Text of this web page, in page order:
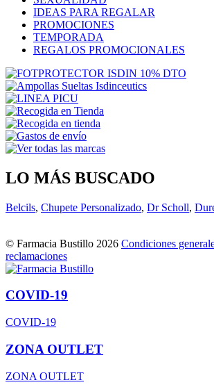
IDEAS PARA REGALAR
PROMOCIONES
TEMPORADA
REGALOS PROMOCIONALES
LO MÁS BUSCADO
Belcils, Chupete Personalizado, Dr Scholl,
© Farmacia Bustillo 2026 Condiciones
reclamaciones
COVID-19
COVID-19
ZONA OUTLET
ZONA OUTLET